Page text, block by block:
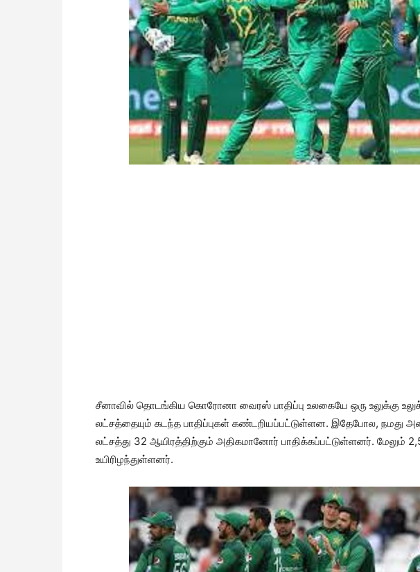
சீனாவில் தொடங்கிய கொரோனா வைரஸ் பாதிப்பு உலகையே ஒரு உலுக்கு
லட்சத்தையும் கடந்த பாதிப்புகள் கண்டறியப்பட்டுள்ளன. இதேபோல, நமது
லட்சத்து 32 ஆயிரத்திற்கும் அதிகமானோர் பாதிக்கப்பட்டுள்ளனர். மேலும்
உயிரிழந்துள்ளனர்.